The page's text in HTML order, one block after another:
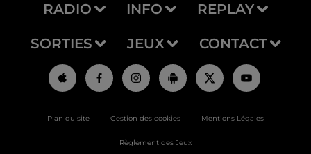
RADIO INFO REPLAY
SORTIES JEUX CONTACT
Plan du site Gestion des cookies Mentions Légales
Règlement des Jeux